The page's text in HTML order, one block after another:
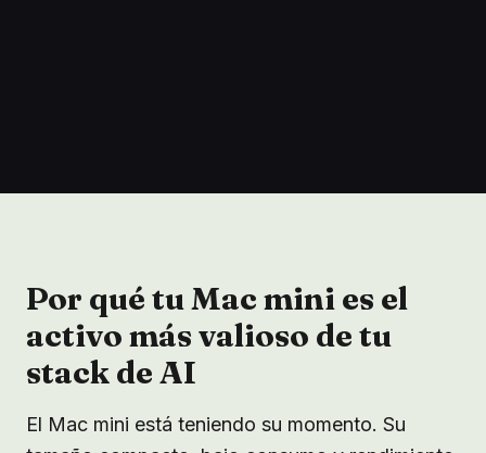
Por qué tu Mac mini es el
activo más valioso de tu
stack de AI
El Mac mini está teniendo su momento. Su